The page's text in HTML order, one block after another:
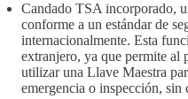
Candado TSA incorporado,
conforme a un estándar de
internacionalmente. Esta
extranjero, ya que permite al
utilizar una Llave Maestra
emergencia o inspección, sin